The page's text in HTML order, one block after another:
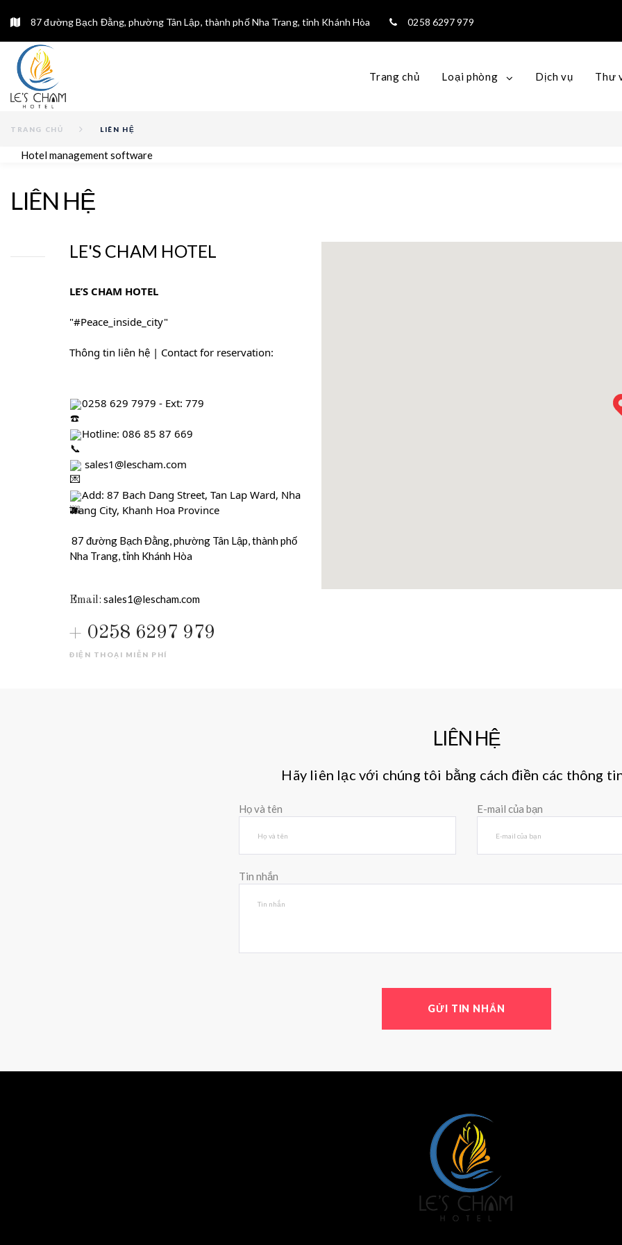
87 đường Bạch Đằng, phường Tân Lập, thành phố Nha Trang, tỉnh Khánh Hòa 0258 6297 979
Trang chủ Loại phòng Dịch vụ Thư
TRANG CHỦ LIÊN HỆ
Hotel management software
Ê
LIÊN HỆ
LE'S CHAM HOTEL
LE’S CHAM HOTEL
"#Peace_inside_city"
Thông tin liên hệ | Contact for reservation:
0258 629 7979 - Ext: 779
Hotline: 086 85 87 669
sales1@lescham.com
Add: 87 Bach Dang Street, Tan Lap Ward, Nha
Trang City, Khanh Hoa Province
87 đường Bạch Đằng, phường Tân Lập, thành phố
Nha Trang, tỉnh Khánh Hòa
Email: sales1@lescham.com
0258 6297 979
ĐIỆN THOẠI MIỄN PHÍ
LIÊN HỆ
Hãy liên lạc với chúng tôi bằng cách điền các thông
Họ và tên E-mail của bạn
Tin nhắn
GỬI TIN NHẮN